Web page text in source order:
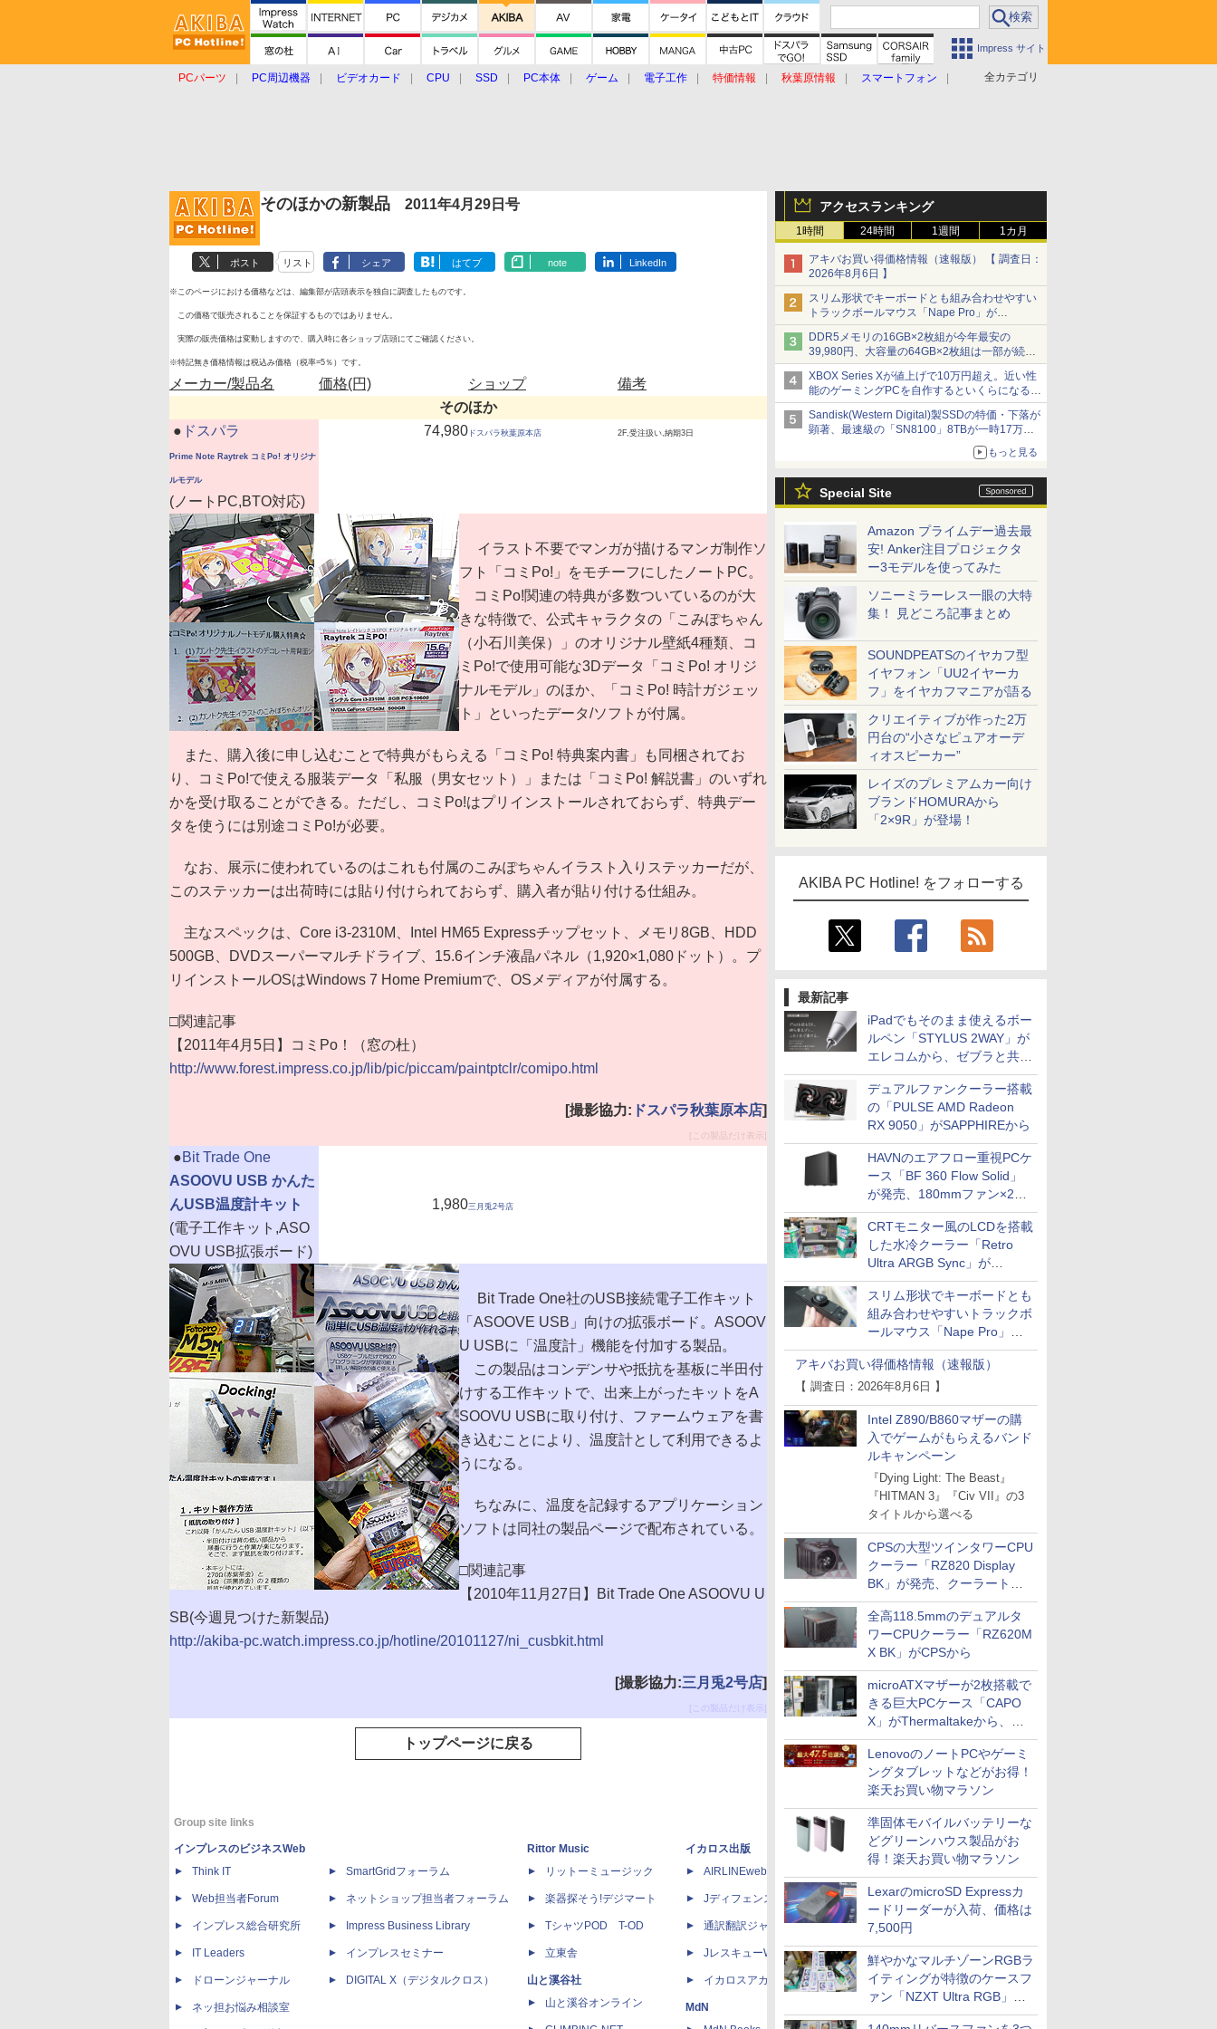
Impress サイト
全カテゴリ
PCパーツ PC周辺機器 ビデオカード CPU SSD PC本体 ゲーム 電子工作 特価情報 秋葉原情報
スマートフォン
アクセスランキング
1時間 24時間 1週間 1カ月
アキバお買い得価格情報（速報版） 【 調査日：
2026年8月6日 】
スリム形状でキーボードとも組み合わせやすい
トラックボールマウス「Nape Pro」が
Keychronから
DDR5メモリの16GB×2枚組が今年最安の
39,980円、大容量の64GB×2枚組は一部が続騰
[8月前半のメモリ価格]
XBOX Series Xが値上げで10万円超え。近い性
能のゲーミングPCを自作するといくらになる？
【石田賀津男の『酒の肴にPCゲーム』】
Sandisk(Western Digital)製SSDの特価・下落が
顕著、最速級の「SN8100」8TBが一時17万円
もっと見る
Special Site
Amazon プライムデー過去最
安! Anker注目プロジェクタ
ー3モデルを使ってみた
ソニーミラーレス一眼の大特
集！ 見どころ記事まとめ
SOUNDPEATSのイヤカフ型
イヤフォン「UU2イヤーカ
フ」をイヤカフマニアが語る
クリエイティブが作った2万
円台の“小さなピュアオーデ
ィオスピーカー”
レイズのプレミアムカー向け
ブランドHOMURAから
「2×9R」が登場！
AKIBA PC Hotline! をフォローする
最新記事
iPadでもそのまま使えるボー
ルペン「STYLUS 2WAY」が
エレコムから、ゼブラと共同
開発
デュアルファンクーラー搭載
の「PULSE AMD Radeon
RX 9050」がSAPPHIREから
HAVNのエアフロー重視PCケ
ース「BF 360 Flow Solid」
が発売、180mmファン×2搭
載
CRTモニター風のLCDを搭載
した水冷クーラー「Retro
Ultra ARGB Sync」が
Thermaltakeから
スリム形状でキーボードとも
組み合わせやすいトラックボ
ールマウス「Nape Pro」が
Keychronから
アキバお買い得価格情報（速報版）
【 調査日：2026年8月6日 】
Intel Z890/B860マザーの購
入でゲームがもらえるバンド
ルキャンペーン
『Dying Light: The Beast』
『HITMAN 3』『Civ VII』の3
タイトルから選べる
CPSの大型ツインタワーCPU
クーラー「RZ820 Display
BK」が発売、クーラートッ
プに5インチ液晶搭載
全高118.5mmのデュアルタ
ワーCPUクーラー「RZ620M
X BK」がCPSから
microATXマザーが2枚搭載で
きる巨大PCケース「CAPO
X」がThermaltakeから、カ
ラーは2色
LenovoのノートPCやゲーミ
ングタブレットなどがお得！
楽天お買い物マラソン
準固体モバイルバッテリーな
どグリーンハウス製品がお
得！楽天お買い物マラソン
LexarのmicroSD Expressカ
ードリーダーが入荷、価格は
7,500円
鮮やかなマルチゾーンRGBラ
イティングが特徴のケースフ
ァン「NZXT Ultra RGB」が
発売、計8製品
そのほかの新製品 2011年4月29日号
ポスト リスト シェア はてブ note LinkedIn
※このページにおける価格などは、編集部が店頭表示を独自に調査したものです。
この価格で販売されることを保証するものではありません。
実際の販売価格は変動しますので、購入時に各ショップ店頭にてご確認ください。
※特記無き価格情報は税込み価格（税率=5％）です。
メーカー/製品名 価格(円) ショップ
備考
そのほか
● ドスパラ
Prime Note Raytrek コミPo! オリジナ
ルモデル
(ノートPC,BTO対応)
74,980 ドスパラ秋葉原本店 2F,受注扱い,納期3日
イラスト不要でマンガが描けるマンガ制作ソ
フト「コミPo!」をモチーフにしたノートPC。
コミPo!関連の特典が多数ついているのが大
きな特徴で、公式キャラクタの「こみぽちゃん
（小石川美保）」のオリジナル壁紙4種類、コ
ミPo!で使用可能な3Dデータ「コミPo! オリジ
ナルモデル」のほか、「コミPo! 時計ガジェッ
ト」といったデータ/ソフトが付属。
また、購入後に申し込むことで特典がもらえる「コミPo! 特典案内書」も同梱されてお
り、コミPo!で使える服装データ「私服（男女セット）」または「コミPo! 解説書」のいずれ
かを受け取ることができる。ただし、コミPo!はプリインストールされておらず、特典デー
タを使うには別途コミPo!が必要。
なお、展示に使われているのはこれも付属のこみぽちゃんイラスト入りステッカーだが、
このステッカーは出荷時には貼り付けられておらず、購入者が貼り付ける仕組み。
主なスペックは、Core i3-2310M、Intel HM65 Expressチップセット、メモリ8GB、HDD
500GB、DVDスーパーマルチドライブ、15.6インチ液晶パネル（1,920×1,080ドット）。プ
リインストールOSはWindows 7 Home Premiumで、OSメディアが付属する。
□関連記事
【2011年4月5日】コミPo！（窓の杜）
http://www.forest.impress.co.jp/lib/pic/piccam/paintptclr/comipo.html
[撮影協力: ドスパラ秋葉原本店]
[この製品だけ表示]
●Bit Trade One
ASOOVU USB かんた
んUSB温度計キット
(電子工作キット,ASO
OVU USB拡張ボード)
1,980三月兎2号店
Bit Trade One社のUSB接続電子工作キット
「ASOOVE USB」向けの拡張ボード。ASOOV
U USBに「温度計」機能を付加する製品。
この製品はコンデンサや抵抗を基板に半田付
けする工作キットで、出来上がったキットをA
SOOVU USBに取り付け、ファームウェアを書
き込むことにより、温度計として利用できるよ
うになる。
ちなみに、温度を記録するアプリケーション
ソフトは同社の製品ページで配布されている。
□関連記事
【2010年11月27日】Bit Trade One ASOOVU U
SB(今週見つけた新製品)
http://akiba-pc.watch.impress.co.jp/hotline/20101127/ni_cusbkit.html
[撮影協力:三月兎2号店]
[この製品だけ表示]
トップページに戻る
Group site links
インプレスのビジネスWeb
Think IT
Web担当者Forum
インプレス総合研究所
IT Leaders
ドローンジャーナル
ネッ担お悩み相談室
SmartGridフォーラム
ネットショップ担当者フォーラム
Impress Business Library
インプレスセミナー
DIGITAL X（デジタルクロス）
Rittor Music
リットーミュージック
楽器探そう!デジマート
TシャツPOD T-OD
立東舎
山と溪谷社
山と溪谷オンライン
イカロス出版
AIRLINEweb
Jディフェンスニュース
通訳翻訳ジャーナル
JレスキューWeb
イカロスアカデミー
MdN
Comic curea
impress QuickBooks
PUBFUN
パブファンセルフ
IPGネットワーク
TシャツPOD pTa.shop